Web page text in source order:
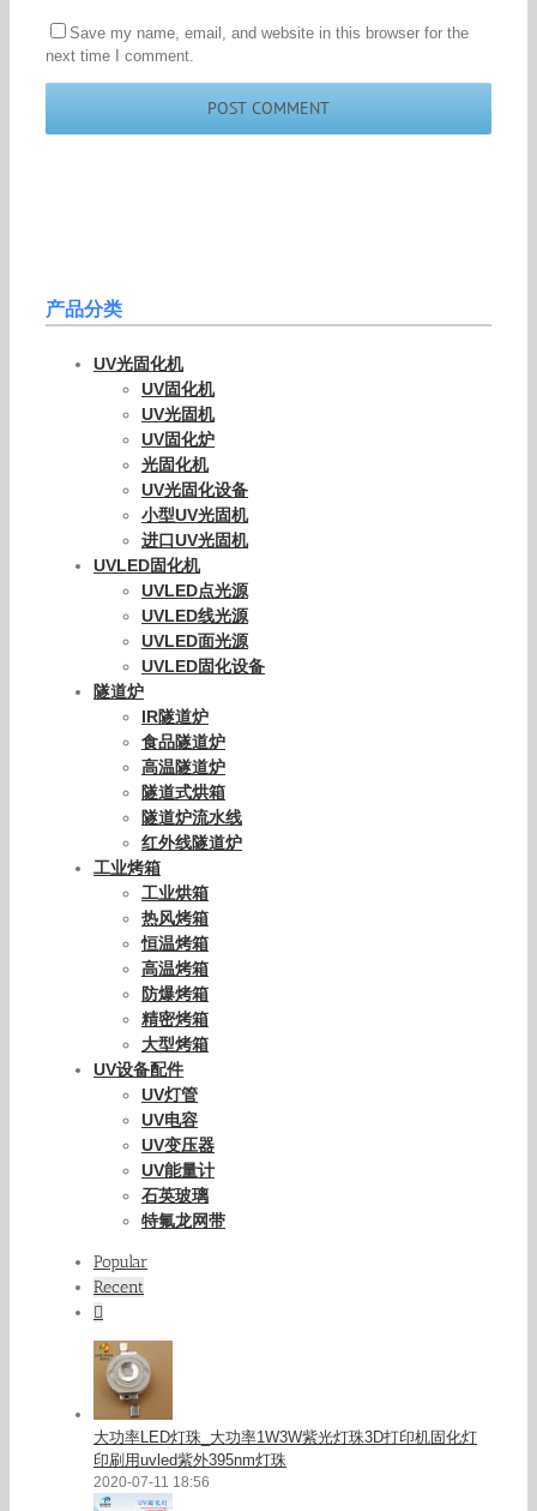
Save my name, email, and website in this browser for the
next time I comment.
产品分类
UV光固化机
UV固化机
UV光固机
UV固化炉
光固化机
UV光固化设备
小型UV光固机
进口UV光固机
UVLED固化机
UVLED点光源
UVLED线光源
UVLED面光源
UVLED固化设备
隧道炉
IR隧道炉
食品隧道炉
高温隧道炉
隧道式烘箱
隧道炉流水线
红外线隧道炉
工业烤箱
工业烘箱
热风烤箱
恒温烤箱
高温烤箱
防爆烤箱
精密烤箱
大型烤箱
UV设备配件
UV灯管
UV电容
UV变压器
UV能量计
石英玻璃
特氟龙网带
Popular
Recent
大功率LED灯珠_大功率1W3W紫光灯珠3D打印机固化灯
印刷用uvled紫外395nm灯珠
2020-07-11 18:56